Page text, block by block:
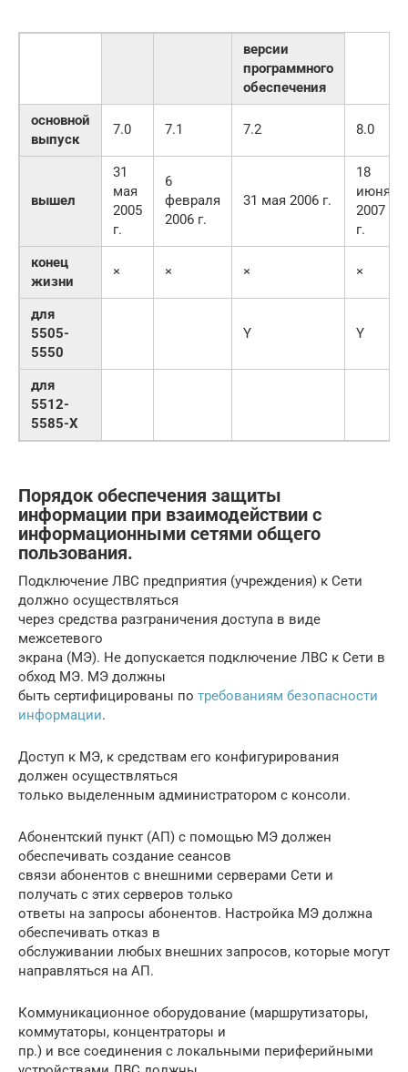
версии
программного
обеспечения
основной
выпуск
7.0 7.1 7.2 8.0
вышел
31
мая
2005
г.
6
февраля
2006 г.
31 мая 2006 г.
18
июня
2007
г.
конец
жизни
× × × ×
для
5505-
5550
Y Y
для
5512-
5585-X
Порядок обеспечения защиты
информации при взаимодействии с
информационными сетями общего
пользования.
Подключение ЛВС предприятия (учреждения) к Сети
должно осуществляться
через средства разграничения доступа в виде
межсетевого
экрана (МЭ). Не допускается подключение ЛВС к Сети в
обход МЭ. МЭ должны
быть сертифицированы по требованиям безопасности
информации.
Доступ к МЭ, к средствам его конфигурирования
должен осуществляться
только выделенным администратором с консоли.
Абонентский пункт (АП) с помощью МЭ должен
обеспечивать создание сеансов
связи абонентов с внешними серверами Сети и
получать с этих серверов только
ответы на запросы абонентов. Настройка МЭ должна
обеспечивать отказ в
обслуживании любых внешних запросов, которые могут
направляться на АП.
Коммуникационное оборудование (маршрутизаторы,
коммутаторы, концентраторы и
пр.) и все соединения с локальными периферийными